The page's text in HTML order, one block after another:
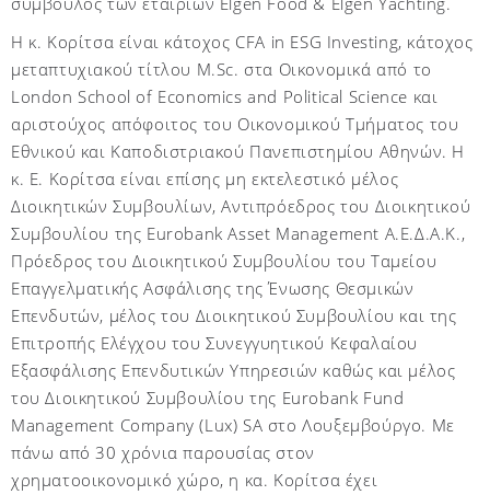
Η κ. Κορίτσα είναι κάτοχος CFA in ESG Investing, κάτοχος
μεταπτυχιακού τίτλου M.Sc. στα Οικονομικά από το
London School of Economics and Political Science και
αριστούχος απόφοιτος του Οικονομικού Τμήματος του
Εθνικού και Καποδιστριακού Πανεπιστημίου Αθηνών. Η
κ. Ε. Κορίτσα είναι επίσης μη εκτελεστικό μέλος
Διοικητικών Συμβουλίων, Αντιπρόεδρος του Διοικητικού
Συμβουλίου της Eurobank Asset Management Α.Ε.Δ.Α.Κ.,
Πρόεδρος του Διοικητικού Συμβουλίου του Ταμείου
Επαγγελματικής Ασφάλισης της Ένωσης Θεσμικών
Επενδυτών, μέλος του Διοικητικού Συμβουλίου και της
Επιτροπής Ελέγχου του Συνεγγυητικού Κεφαλαίου
Εξασφάλισης Επενδυτικών Υπηρεσιών καθώς και μέλος
του Διοικητικού Συμβουλίου της Eurobank Fund
Management Company (Lux)SA στο Λουξεμβούργο. Με
πάνω από 30 χρόνια παρουσίας στον
χρηματοοικονομικό χώρο, η κα. Κορίτσα έχει